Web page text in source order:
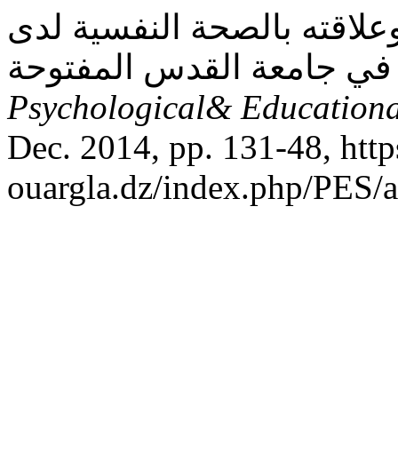
بالصحة النفسية لدى
Psychological&
Dec. 2014, pp. 131-48,
ouargla.dz/index.php/